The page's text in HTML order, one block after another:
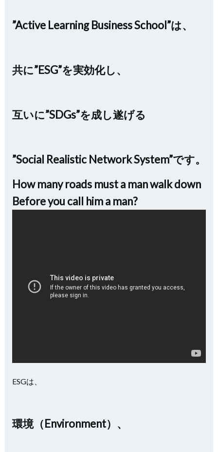
”Active Learning Business School”は、
共に”ESG”を実効化し、
互いに”SDGs”を成し遂げる
”Social Realistic Network System”です。
How many roads must a man walk down
Before you call him a man?
ESGは、
環境（Environment）、